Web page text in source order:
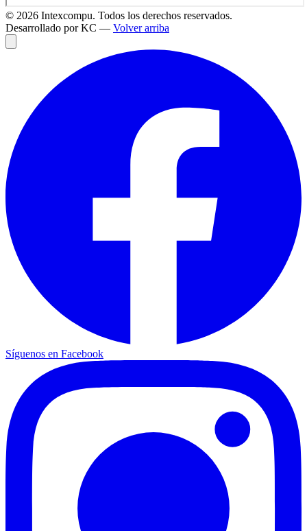
© 2026 Intexcompu. Todos los derechos reservados.
Desarrollado por KC — Volver arriba
Síguenos en Facebook